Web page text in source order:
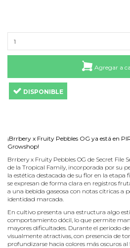
Agregar a
DISPONIBLE
¡Brrbery x Fruity Pebbles OG ya está en
Growshop!
Brrbery x Fruity Pebbles OG de Secret File
de la Tropical Family, incorporada por su
la estética destacada de su flor en la etapa
se expresan de forma clara en registros
a una bebida gaseosa con notas cítricas a
identidad marcada.
En cultivo presenta una estructura algo
comportamiento dócil, lo que permite
mayores dificultades. Durante el periodo
visualmente atractivas, con presencia de
profundizarse hacia colores más oscuros al